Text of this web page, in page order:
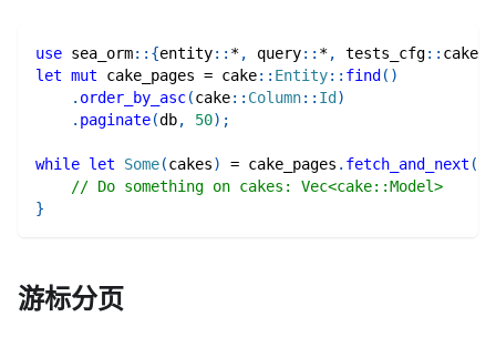
use sea_orm:: {entity:: *, query:: *, tests_cfg:: cake
let mut cake_pages = cake:: Entity:: find ( )
. order_by_asc(cake:: Column:: Id )
. paginate(db, 50) ;
while let Some(cakes) = cake_pages . fetch_and_next (
// Do something on cakes: Vec<cake::Model>
}
游标分页